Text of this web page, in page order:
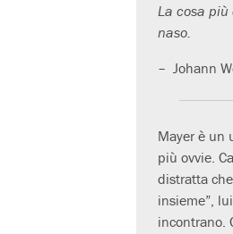
La cosa
naso.
– Johann
Mayer è un
più ovvie.
distratta
insieme”,
incontrano.